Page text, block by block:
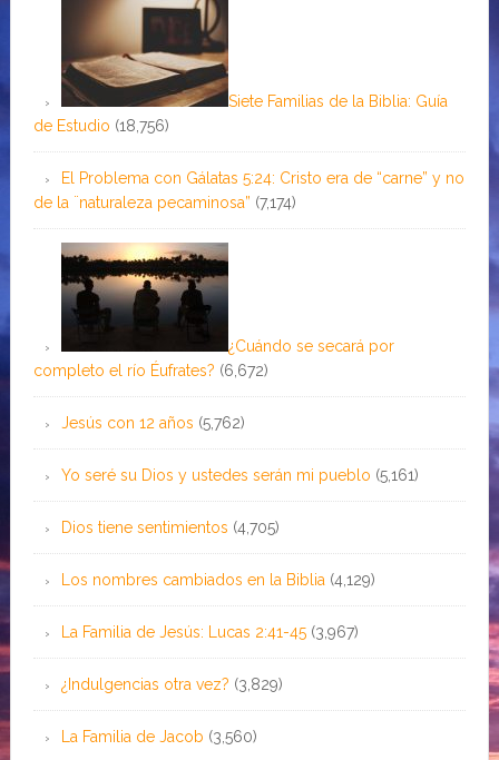
Siete Familias de la Biblia: Guía
de Estudio (18,756)
El Problema con Gálatas 5:24: Cristo era de “carne” y no
de la ¨naturaleza pecaminosa” (7,174)
¿Cuándo se secará por
completo el río Éufrates? (6,672)
Jesús con 12 años (5,762)
Yo seré su Dios y ustedes serán mi pueblo (5,161)
Dios tiene sentimientos (4,705)
Los nombres cambiados en la Biblia (4,129)
La Familia de Jesús: Lucas 2:41-45 (3,967)
¿Indulgencias otra vez? (3,829)
La Familia de Jacob (3,560)